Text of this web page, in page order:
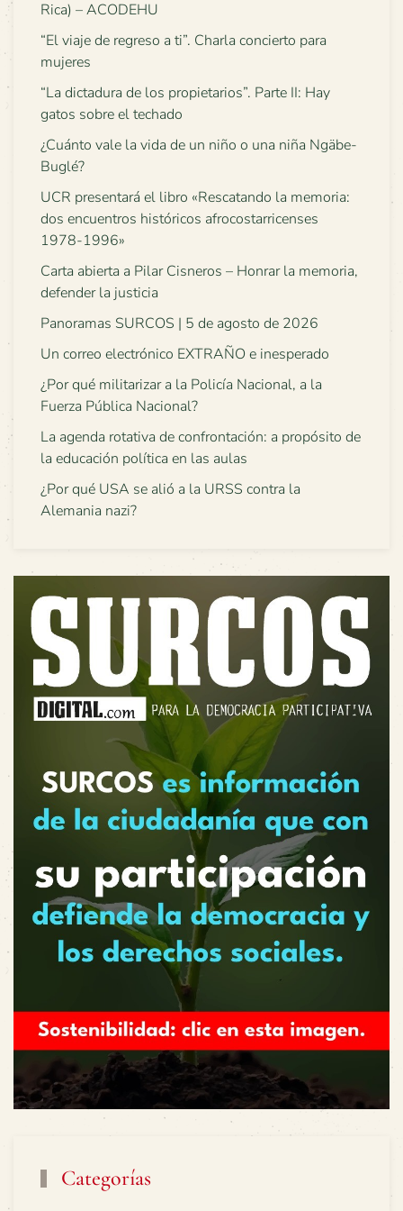
Rica) – ACODEHU
“El viaje de regreso a ti”. Charla concierto para
mujeres
“La dictadura de los propietarios”. Parte II: Hay
gatos sobre el techado
¿Cuánto vale la vida de un niño o una niña Ngäbe-
Buglé?
UCR presentará el libro «Rescatando la memoria:
dos encuentros históricos afrocostarricenses
1978-1996»
Carta abierta a Pilar Cisneros – Honrar la memoria,
defender la justicia
Panoramas SURCOS | 5 de agosto de 2026
Un correo electrónico EXTRAÑO e inesperado
¿Por qué militarizar a la Policía Nacional, a la
Fuerza Pública Nacional?
La agenda rotativa de confrontación: a propósito de
la educación política en las aulas
¿Por qué USA se alió a la URSS contra la
Alemania nazi?
Categorías